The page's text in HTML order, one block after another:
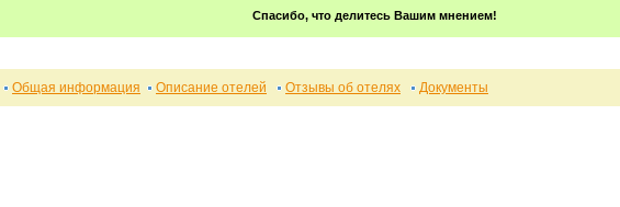
Спасибо, что делитесь Вашим мнением!
Общая информация Описание отелей Отзывы об отелях Документы